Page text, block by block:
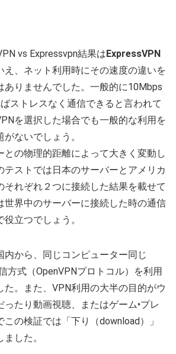
vs Expressvpn結果は ExpressVPN
え、ネット利用時にその速度の違いを
ありませんでした。一般的に10Mbps
ストレスなく通信できると言われて
を選択した場合でも一般的な利用を
ないでしょう。
との物理的距離によって大きく変動し
テストでは日本のサーバーとアメリカ
それぞれ２つに接続した結果を載せて
世界中のサーバーに接続した時の通信
立つでしょう。
内から、同じコンピューター同じ
方式（OpenVPNプロトコル）を利用
た。また、VPN利用の大半の目的がウ
ったり動画視聴、またはゲーム•プレ
の検証では「下り（download）」
した。